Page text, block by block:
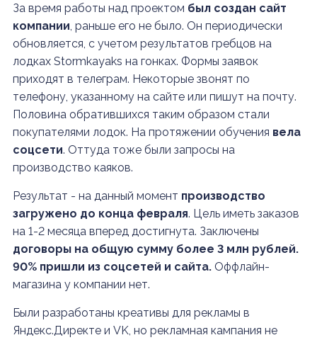
За время работы над проектом был создан сайт
компании, раньше его не было. Он периодически
обновляется, с учетом результатов гребцов на
лодках Stormkayaks на гонках. Формы заявок
приходят в телеграм. Некоторые звонят по
телефону, указанному на сайте или пишут на почту.
Половина обратившихся таким образом стали
покупателями лодок. На протяжении обучения вела
соцсети. Оттуда тоже были запросы на
производство каяков.
Результат - на данный момент производство
загружено до конца февраля. Цель иметь заказов
на 1-2 месяца вперед достигнута. Заключены
договоры на общую сумму более 3 млн рублей.
90% пришли из соцсетей и сайта.Оффлайн-
магазина у компании нет.
Были разработаны креативы для рекламы в
Яндекс.Директе и VK, но рекламная кампания не